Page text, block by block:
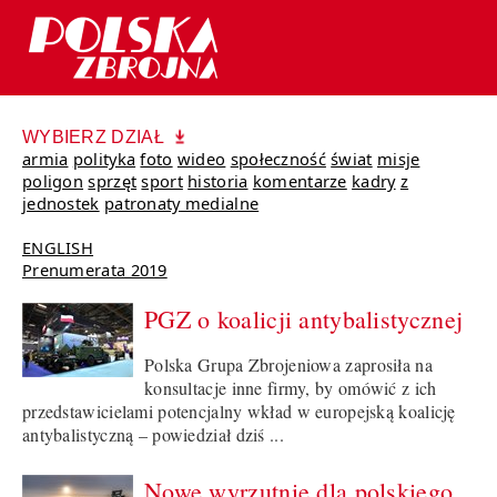
WYBIERZ DZIAŁ
armia polityka foto wideo społeczność świat misje
poligon sprzęt sport historia komentarze kadry z
jednostek patronaty medialne
ENGLISH
Prenumerata 2019
PGZ o koalicji antybalistycznej
Polska Grupa Zbrojeniowa zaprosiła na
konsultacje inne firmy, by omówić z ich
przedstawicielami potencjalny wkład w europejską koalicję
antybalistyczną – powiedział dziś ...